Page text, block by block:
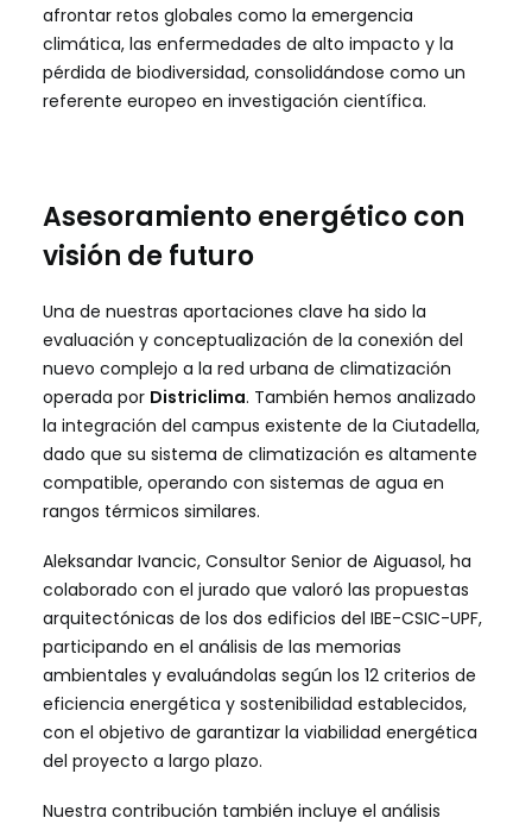
afrontar retos globales como la emergencia
climática, las enfermedades de alto impacto y la
pérdida de biodiversidad, consolidándose como un
referente europeo en investigación científica.
Asesoramiento energético con
visión de futuro
Una de nuestras aportaciones clave ha sido la
evaluación y conceptualización de la conexión del
nuevo complejo a la red urbana de climatización
operada por Districlima. También hemos analizado
la integración del campus existente de la Ciutadella,
dado que su sistema de climatización es altamente
compatible, operando con sistemas de agua en
rangos térmicos similares.
Aleksandar Ivancic, Consultor Senior de Aiguasol, ha
colaborado con el jurado que valoró las propuestas
arquitectónicas de los dos edificios del IBE-CSIC-UPF,
participando en el análisis de las memorias
ambientales y evaluándolas según los 12 criterios de
eficiencia energética y sostenibilidad establecidos,
con el objetivo de garantizar la viabilidad energética
del proyecto a largo plazo.
Nuestra contribución también incluye el análisis